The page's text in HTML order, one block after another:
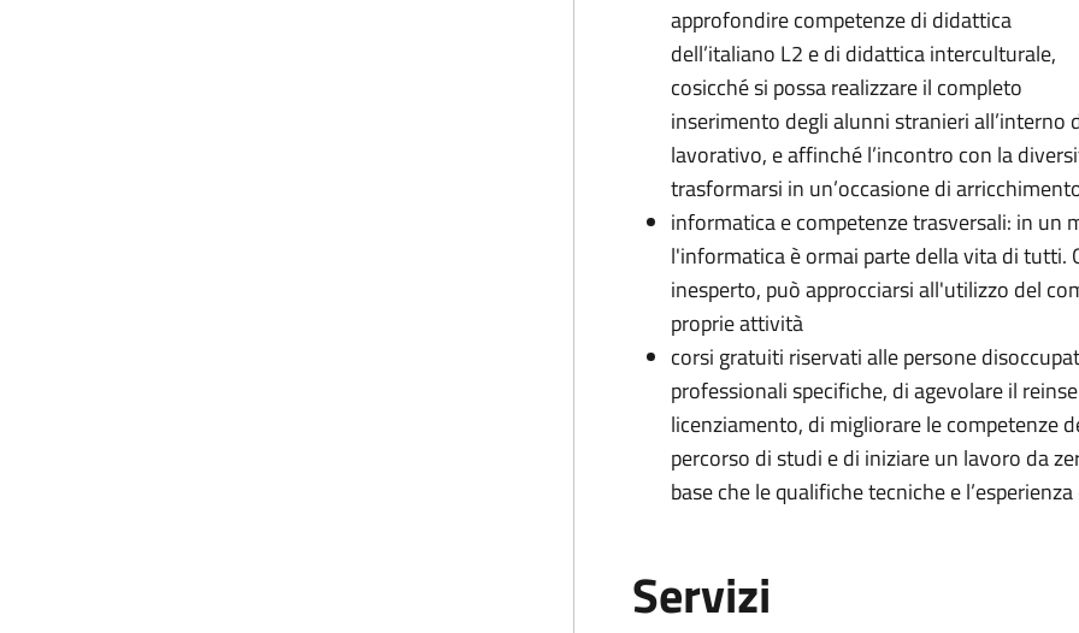
approfondire competenze di didattica
dell’italiano L2 e di didattica interculturale,
cosicché si possa realizzare il completo
inserimento degli alunni stranieri
lavorativo, e affinché l’incontro con la
trasformarsi in un’occasione di
informatica e competenze trasversali: in un
l'informatica è ormai parte della vita di tutti.
inesperto, può approcciarsi all'utilizzo del
proprie attività
corsi gratuiti riservati alle persone
professionali specifiche, di agevolare il
licenziamento, di migliorare le competenze
percorso di studi e di iniziare un lavoro da
base che le qualifiche tecniche e
Servizi